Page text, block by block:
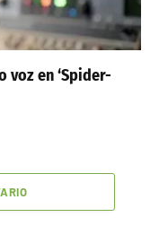
voz en ‘Spider-